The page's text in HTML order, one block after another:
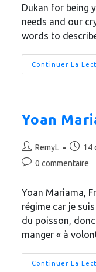
Dukan for being
needs and our
words to
Continuer La
Yoan
RemyL 14
0 commentaire
Yoan Mariama,
régime car je
du poisson, donc
manger « à
Continuer La